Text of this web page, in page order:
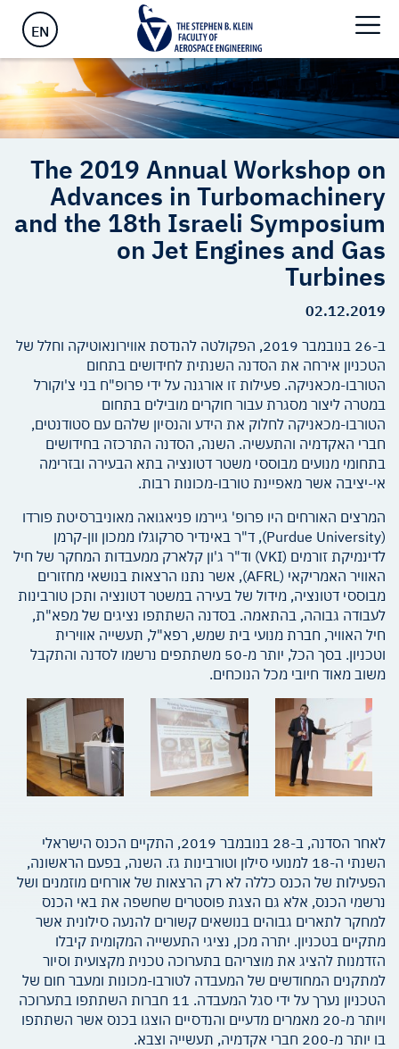
EN
The 2019 Annual Workshop on
Advances in Turbomachinery
and the 18th Israeli Symposium
on Jet Engines and Gas
Turbines
02.12.2019
ב-26 בנובמבר 2019, הפקולטה להנדסת אווירונאוטיקה וחלל של
הטכניון אירחה את הסדנה השנתית לחידושים בתחום
הטורבו-מכאניקה. פעילות זו אורגנה על ידי פרופ"ח בני צ'וקורל
במטרה ליצור מסגרת עבור חוקרים מובילים בתחום
הטורבו-מכאניקה לחלוק את הידע והנסיון שלהם עם סטודנטים,
חברי האקדמיה והתעשיה. השנה, הסדנה התרכזה בחידושים
בתחומי מנועים מבוססי משטר דטונציה בתא הבעירה ובזרימה
אי-יציבה אשר מאפיינת טורבו-מכונות רבות.
המרצים האורחים היו פרופ' גיירמו פניאגואה מאוניברסיטת פורדו
(Purdue University), ד"ר באינדיר סרקוגלו ממכון וון-קרמן
לדינמיקת זורמים (VKI) וד"ר ג'ון קלארק ממעבדות המחקר של חיל
האוויר האמריקאי (AFRL), אשר נתנו הרצאות בנושאי מחזורים
מבוססי דטונציה, מידול של בעירה במשטר דטונציה ותכן טורבינות
לעבודה גבוהה, בהתאמה. בסדנה השתתפו נציגים של מפא"ת,
חיל האוויר, חברת מנועי בית שמש, רפא"ל, תעשייה אווירית
וטכניון. בסך הכל, יותר מ-50 משתתפים נרשמו לסדנה והתקבל
משוב מאוד חיובי מכל הנוכחים.
לאחר הסדנה, ב-28 בנובמבר 2019, התקיים הכנס הישראלי
השנתי ה-18 למנועי סילון וטורבינות גז. השנה, בפעם הראשונה,
הפעילות של הכנס כללה לא רק הרצאות של אורחים מוזמנים ושל
נרשמי הכנס, אלא גם הצגת פוסטרים שחשפה את באי הכנס
למחקר לתארים גבוהים בנושאים קשורים להנעה סילונית אשר
מתקיים בטכניון. יתרה מכן, נציגי התעשייה המקומית קיבלו
הזדמנות להציג את מוצריהם בתערוכה טכנית מקצועית וסיור
למתקנים המחודשים של המעבדה לטורבו-מכונות ומעבר חום של
הטכניון נערך על ידי סגל המעבדה. 11 חברות השתתפו בתערוכה
ויותר מ-20 מאמרים מדעיים והנדסיים הוצגו בכנס אשר השתתפו
בו יותר מ-200 חברי אקדמיה, תעשייה וצבא.